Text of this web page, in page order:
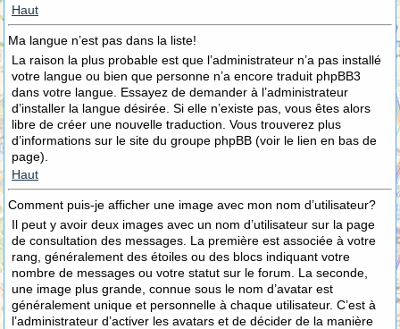
Haut
Ma langue n’est pas dans la liste!
La raison la plus probable est que l’administrateur n’a pas installé
votre langue ou bien que personne n’a encore traduit phpBB3
dans votre langue. Essayez de demander à l’administrateur
d’installer la langue désirée. Si elle n’existe pas, vous êtes alors
libre de créer une nouvelle traduction. Vous trouverez plus
d’informations sur le site du groupe phpBB (voir le lien en bas de
page).
Haut
Comment puis-je afficher une image avec mon nom d’utilisateur?
Il peut y avoir deux images avec un nom d’utilisateur sur la page
de consultation des messages. La première est associée à votre
rang, généralement des étoiles ou des blocs indiquant votre
nombre de messages ou votre statut sur le forum. La seconde,
une image plus grande, connue sous le nom d’avatar est
généralement unique et personnelle à chaque utilisateur. C’est à
l’administrateur d’activer les avatars et de décider de la manière